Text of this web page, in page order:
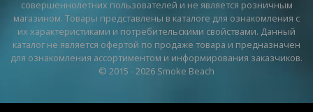
совершеннолетних пользователей и не является розничным
магазином. Товары представлены в каталоге для ознакомления с
их характеристиками и потребительскими свойствами. Данный
каталог не является офертой по продаже товара и предназначен
для ознакомления ассортиментом и информирования заказчиков.
© 2015 - 2026 Smoke Beach